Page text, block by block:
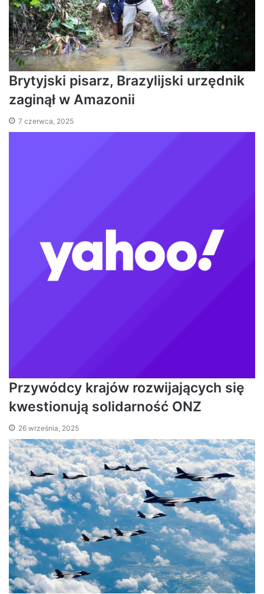
Brytyjski pisarz, Brazylijski urzędnik
zaginął w Amazonii
7 czerwca, 2025
Przywódcy krajów rozwijających się
kwestionują solidarność ONZ
26 września, 2025